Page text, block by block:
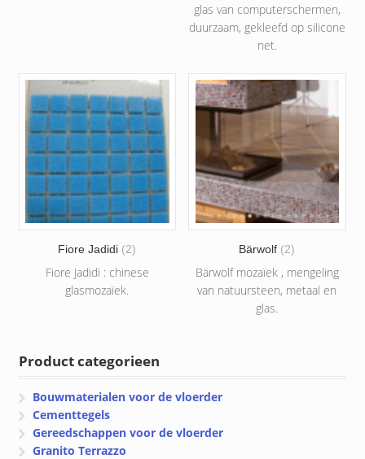
glas van computerschermen,
duurzaam, gekleefd op silicone
net.
Fiore Jadidi (2)
Fiore Jadidi : chinese
glasmozaïek.
Bärwolf (2)
Bärwolf mozaïek , mengeling
van natuursteen, metaal en
glas.
Product categorieen
Bouwmaterialen voor de vloerder
Cementtegels
Gereedschappen voor de vloerder
Granito Terrazzo